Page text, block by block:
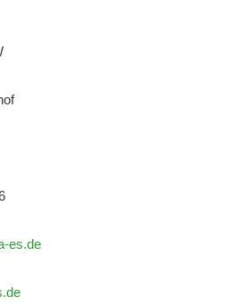
es.de